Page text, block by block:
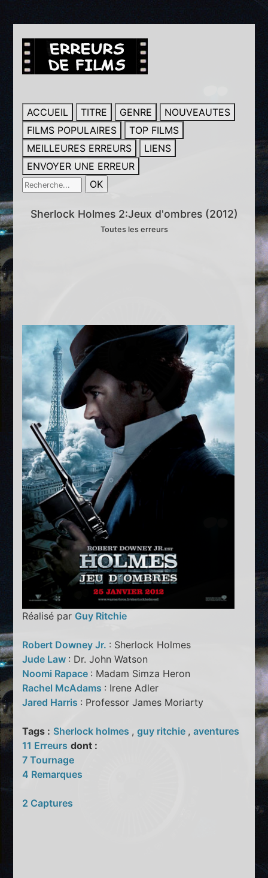
ACCUEIL TITRE GENRE
NOUVEAUTES
FILMS POPULAIRES
TOP FILMS
MEILLEURES ERREURS
LIENS
ENVOYER UNE ERREUR
Sherlock Holmes 2:Jeux d'ombres (2012)
Toutes les erreurs
Réalisé par Guy Ritchie
Robert Downey Jr. : Sherlock Holmes
Jude Law : Dr. John Watson
Noomi Rapace : Madam Simza Heron
Rachel McAdams : Irene Adler
Jared Harris : Professor James Moriarty
Tags : Sherlock holmes ,guy ritchie ,aventures
11 Erreurs dont :
7 Tournage
4 Remarques
2 Captures